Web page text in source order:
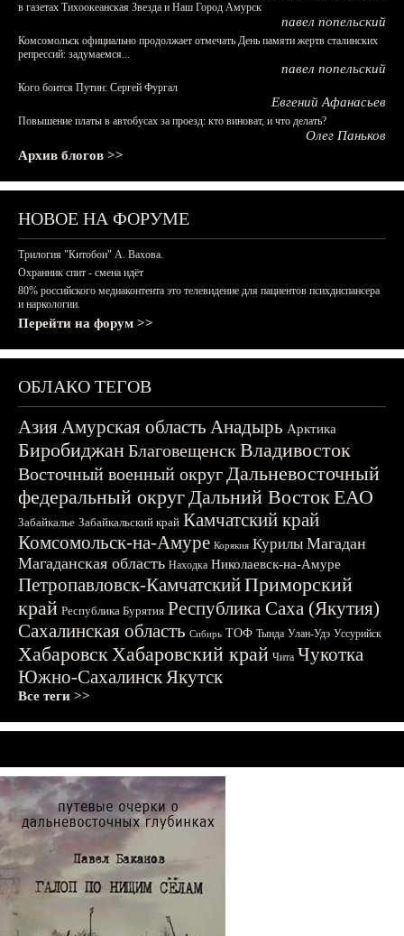
в газетах Тихоокеанская Звезда и Наш Город Амурск
павел попельский
Комсомольск официально продолжает отмечать День памяти жертв сталинских
репрессий: задумаемся...
павел попельский
Кого боится Путин: Сергей Фургал
Евгений Афанасьев
Повышение платы в автобусах за проезд: кто виноват, и что делать?
Олег Паньков
Архив блогов >>
НОВОЕ НА ФОРУМЕ
Трилогия "Китобои" А. Вахова.
Охранник спит - смена идёт
80% российского медиаконтента это телевидение для пациентов психдиспансера
и наркологии.
Перейти на форум >>
ОБЛАКО ТЕГОВ
АзияАмурская область Анадырь Арктика
БиробиджанБлаговещенскВладивосток
Восточный военный округДальневосточный
федеральный округДальний ВостокЕАО
Забайкалье Забайкальский край Камчатский край
Комсомольск-на-Амуре Корякия Курилы Магадан
Магаданская область Находка Николаевск-на-Амуре
Петропавловск-КамчатскийПриморский
край Республика Бурятия Республика Саха (Якутия)
Сахалинская область Сибирь ТОФ Тында Улан-Удэ Уссурийск
ХабаровскХабаровский край Чита Чукотка
Южно-СахалинскЯкутск
Все теги >>